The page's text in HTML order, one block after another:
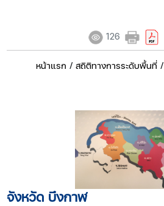
126
หน้าแรก / สถิติทางการระดับพื้นที่/
จังหวัด บึงกาฬ